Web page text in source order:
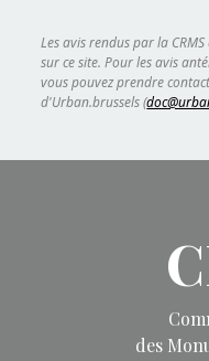
Les avis rendus par la
sur ce site. Pour les avis
vous pouvez prendre
d'Urban.brussels (
des